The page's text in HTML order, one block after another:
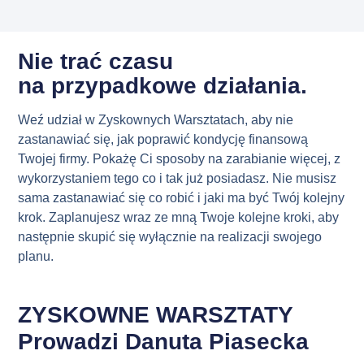
Nie trać czasu
na przypadkowe działania.
Weź udział w Zyskownych Warsztatach, aby nie
zastanawiać się, jak poprawić kondycję finansową
Twojej firmy. Pokażę Ci sposoby na zarabianie więcej, z
wykorzystaniem tego co i tak już posiadasz. Nie musisz
sama zastanawiać się co robić i jaki ma być Twój kolejny
krok. Zaplanujesz wraz ze mną Twoje kolejne kroki, aby
następnie skupić się wyłącznie na realizacji swojego
planu.
ZYSKOWNE WARSZTATY
Prowadzi Danuta Piasecka